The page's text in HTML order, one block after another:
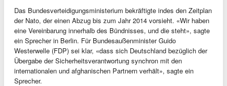
Das Bundesverteidigungsministerium bekräftigte indes den Zeitplan
der Nato, der einen Abzug bis zum Jahr 2014 vorsieht. «Wir haben
eine Vereinbarung innerhalb des Bündnisses, und die steht», sagte
ein Sprecher in Berlin. Für Bundesaußenminister Guido
Westerwelle (FDP) sei klar, «dass sich Deutschland bezüglich der
Übergabe der Sicherheitsverantwortung synchron mit den
internationalen und afghanischen Partnern verhält», sagte ein
Sprecher.